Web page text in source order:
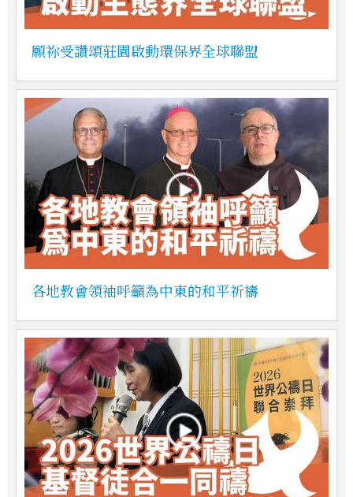
願祢受讚頌莊園啟動環保界全球聯盟
各地教會領袖呼籲為中東的和平祈禱